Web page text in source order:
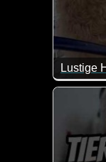
Lustige
Das